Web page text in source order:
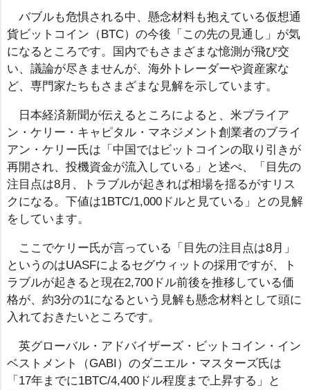
バブルも危惧される中、懸念材料も抱えている仮想通
貨ビットコイン（BTC）の今後「この先の見通し」が気
になるところです。国内でもさまざまな憶測が飛び交
い、議論が尽きませんが、海外トレーダーや資産家な
ど、専門家たちもさまざまな見解を示しています。
日本経済新聞が伝えるところによると、米ブライア
ン・ケリー・キャピタル・マネジメント創業者のブライ
アン・ケリー氏は「中国ではビットコインの取り引きが
再開され、投機資金が流入している」と述べ、「目先の
注目点は8月、トラブルが起きれば相場を揺るがすリス
クになる。下値は1BTC/1,000ドルと見ている」との見解
をしています。
ここでケリー氏が言っている「目先の注目点は8月」
というのはUASFによるセグウィットの採用ですが、ト
ラブルが起きると現在2,700ドル前後を推移している価
格が、約3分の1になるという見解も懸念材料として頭に
入れておきたいところです。
英グローバル・アドバイザーズ・ビットコイン・イン
ベストメント（GABI）のダニエル・マスターズ氏は
「17年までに1BTC/4,400ドル程度まで上昇する」と